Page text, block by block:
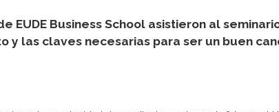
EUDE Business School asistieron al
las claves necesarias para ser un buen